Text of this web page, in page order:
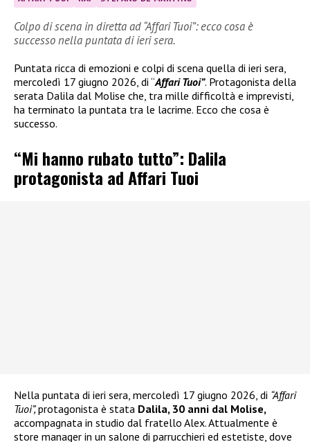
Colpo di scena in diretta ad “Affari Tuoi”: ecco cosa è
successo nella puntata di ieri sera.
Puntata ricca di emozioni e colpi di scena quella di ieri sera,
mercoledì 17 giugno 2026, di “Affari Tuoi”. Protagonista della
serata Dalila dal Molise che, tra mille difficoltà e imprevisti,
ha terminato la puntata tra le lacrime. Ecco che cosa è
successo.
“Mi hanno rubato tutto”: Dalila
protagonista ad Affari Tuoi
Nella puntata di ieri sera, mercoledì 17 giugno 2026, di “Affari
Tuoi”,protagonista è stata Dalila, 30 anni dal Molise,
accompagnata in studio dal fratello Alex. Attualmente è
store manager in un salone di parrucchieri ed estetiste, dove